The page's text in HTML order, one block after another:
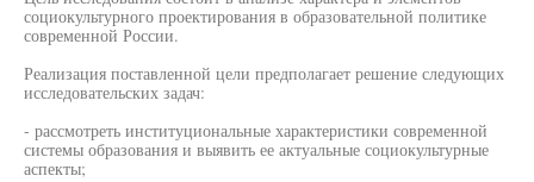
социокультурного проектирования в образовательной политике
современной России.
Реализация поставленной цели предполагает решение следующих
исследовательских задач:
- рассмотреть институциональные характеристики современной
системы образования и выявить ее актуальные социокультурные
аспекты;